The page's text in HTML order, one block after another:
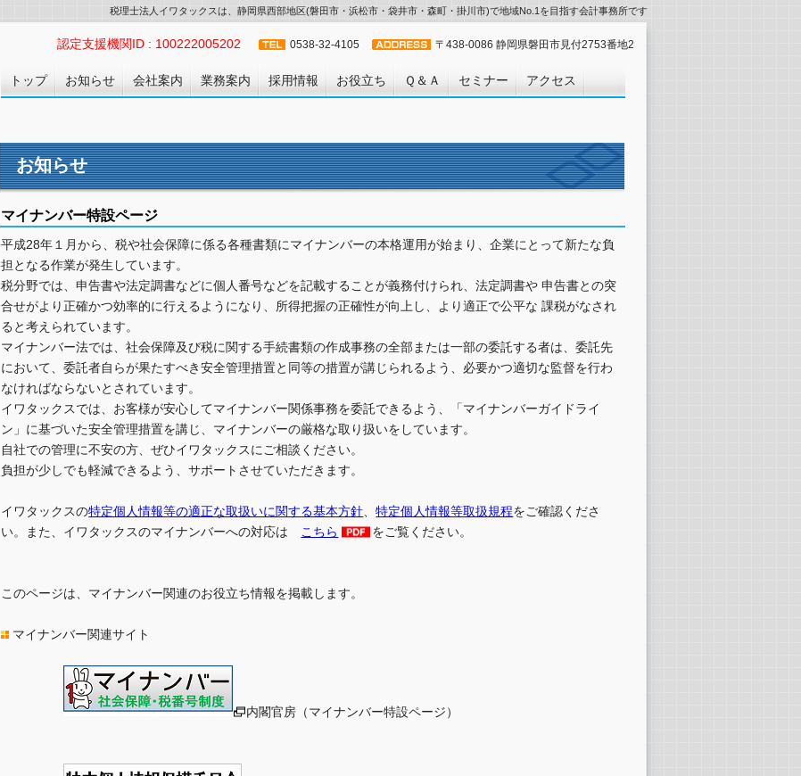
税理士法人イワタックスは、静岡県西部地区(磐田市・浜松市・袋井市・森町・掛川市)で地域No.1を目指す会計事務所です
認定支援機関ID : 100222005202 0538-32-4105 〒438-0086 静岡県磐田市見付2753番地2
お知らせ
マイナンバー特設ページ
平成28年１月から、税や社会保障に係る各種書類にマイナンバーの本格運用が始まり、企業にとって新たな負
担となる作業が発生しています。
税分野では、申告書や法定調書などに個人番号などを記載することが義務付けられ、法定調書や 申告書との突
合せがより正確かつ効率的に行えるようになり、所得把握の正確性が向上し、より適正で公平な 課税がなされ
ると考えられています。
マイナンバー法では、社会保障及び税に関する手続書類の作成事務の全部または一部の委託する者は、委託先
において、委託者自らが果たすべき安全管理措置と同等の措置が講じられるよう、必要かつ適切な監督を行わ
なければならないとされています。
イワタックスでは、お客様が安心してマイナンバー関係事務を委託できるよう、「マイナンバーガイドライ
ン」に基づいた安全管理措置を講じ、マイナンバーの厳格な取り扱いをしています。
自社での管理に不安の方、ぜひイワタックスにご相談ください。
負担が少しでも軽減できるよう、サポートさせていただきます。
イワタックスの特定個人情報等の適正な取扱いに関する基本方針、特定個人情報等取扱規程をご確認くださ
い。また、イワタックスのマイナンバーへの対応は こちら をご覧ください。
このページは、マイナンバー関連のお役立ち情報を掲載します。
マイナンバー関連サイト
内閣官房（マイナンバー特設ページ）
トップ お知らせ 会社案内 業務案内 採用情報 お役立ち Ｑ＆Ａ セミナー アクセス